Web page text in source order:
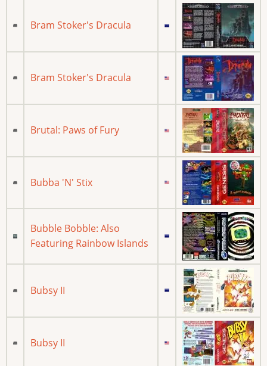
Bram Stoker's Dracula
Bram Stoker's Dracula
Brutal: Paws of Fury
Bubba 'N' Stix
Bubble Bobble: Also
Featuring Rainbow Islands
Bubsy II
Bubsy II